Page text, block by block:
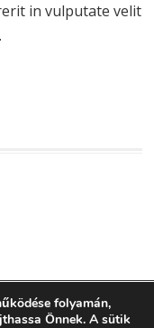
in vulputate velit
folyamán,
Önnek. A sütik